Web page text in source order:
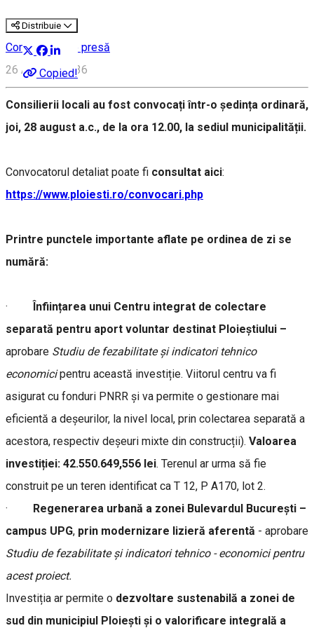
Distribuie
Copied!
Comunicate de presă
26 August, 15:36
Consilierii locali au fost convocați într-o ședința ordinară,
joi, 28 august a.c., de la ora 12.00, la sediul municipalității.
Convocatorul detaliat poate fi consultat aici:
https://www.ploiesti.ro/convocari.php
Printre punctele importante aflate pe ordinea de zi se
numără:
· Înființarea unui Centru integrat de colectare
separată pentru aport voluntar destinat Ploieștiului –
aprobare Studiu de fezabilitate și indicatori tehnico
economicipentru această investiție. Viitorul centru va fi
asigurat cu fonduri PNRR și va permite o gestionare mai
eficientă a deșeurilor, la nivel local, prin colectarea separată a
acestora, respectiv deșeuri mixte din construcții). Valoarea
investiției: 42.550.649,556 lei. Terenul ar urma să fie
construit pe un teren identificat ca T 12, P A170, lot 2.
· Regenerarea urbană a zonei Bulevardul București –
campus UPG, prin modernizare lizieră aferentă - aprobare
Studiu de fezabilitate și indicatori tehnico - economici pentru
acest proiect.
Investiția ar permite o dezvoltare sustenabilă a zonei de
sud din municipiul Ploiești și o valorificare integrală a